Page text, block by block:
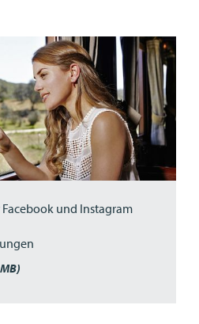
und Instagram